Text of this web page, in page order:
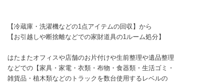
【冷蔵庫・洗濯機などの1点アイテムの回収】から
【お引越しや断捨離などでの家財道具の1ルーム処分】
はたまたオフィスや店舗のお片付けや生前整理や遺品整理
などでの【家具・家電・衣類・布物・食器類・生活ゴミ・
雑貨品・植木類などのトラックを数台使用するレベルの